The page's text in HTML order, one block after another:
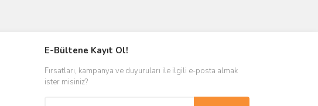
E-Bültene Kayıt Ol!
Fırsatları, kampanya ve duyuruları ile ilgili e-posta almak
ister misiniz?